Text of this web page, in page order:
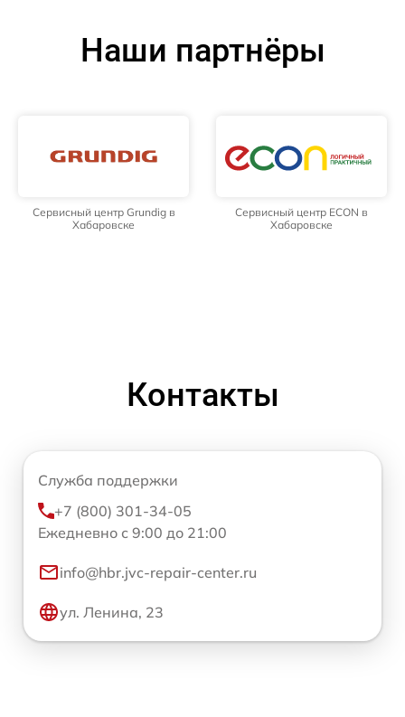
Наши партнёры
Сервисный центр Grundig в
Хабаровске
Сервисный центр ECON в
Хабаровске
Контакты
Служба поддержки
+7 (800) 301-34-05
Ежедневно с 9:00 до 21:00
info@hbr.jvc-repair-center.ru
ул. Ленина, 23